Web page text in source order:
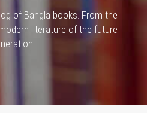
of Bangla books. From the
literature of the future